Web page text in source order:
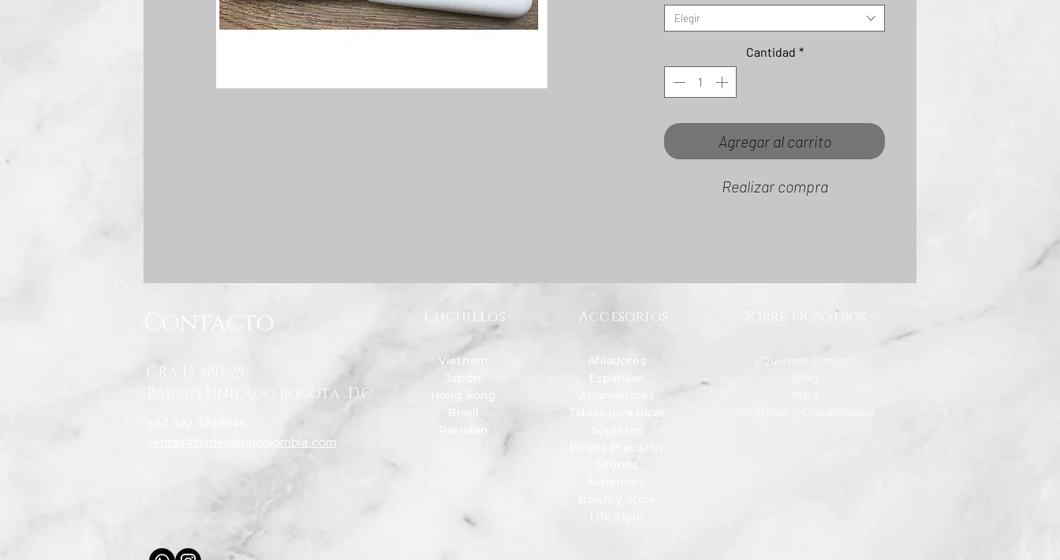
Elegir
Cantidad *
Agregar al carrito
Realizar compra
Contacto Cuchillos Accesorios Sobre Nosotros
CRA 15 #80-25
Barrio Unilago Bogotá D.C
ventas@bartendingcolombia.com
Vietnam
Japón
Hong kong
Afiladores
Espatulas
Sifones
¿Quienes somos?